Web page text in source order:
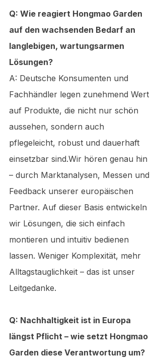
Q: Wie reagiert Hongmao Garden
auf den wachsenden Bedarf an
langlebigen, wartungsarmen
Lösungen?
A: Deutsche Konsumenten und
Fachhändler legen zunehmend Wert
auf Produkte, die nicht nur schön
aussehen, sondern auch
pflegeleicht, robust und dauerhaft
einsetzbar sind.Wir hören genau hin
– durch Marktanalysen, Messen und
Feedback unserer europäischen
Partner. Auf dieser Basis entwickeln
wir Lösungen, die sich einfach
montieren und intuitiv bedienen
lassen. Weniger Komplexität, mehr
Alltagstauglichkeit – das ist unser
Leitgedanke.
Q: Nachhaltigkeit ist in Europa
längst Pflicht – wie setzt Hongmao
Garden diese Verantwortung um?